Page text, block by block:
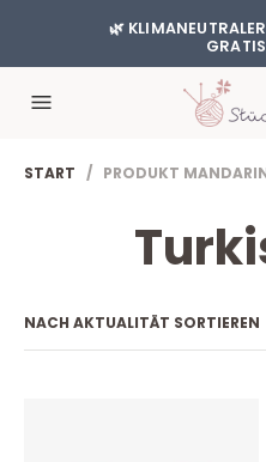
🌿
START / PRODUKT